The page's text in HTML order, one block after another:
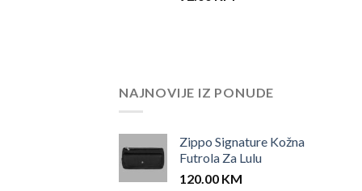
NAJNOVIJE IZ PONUDE
Zippo Signature Kožna
Futrola Za Lulu
120.00 KM